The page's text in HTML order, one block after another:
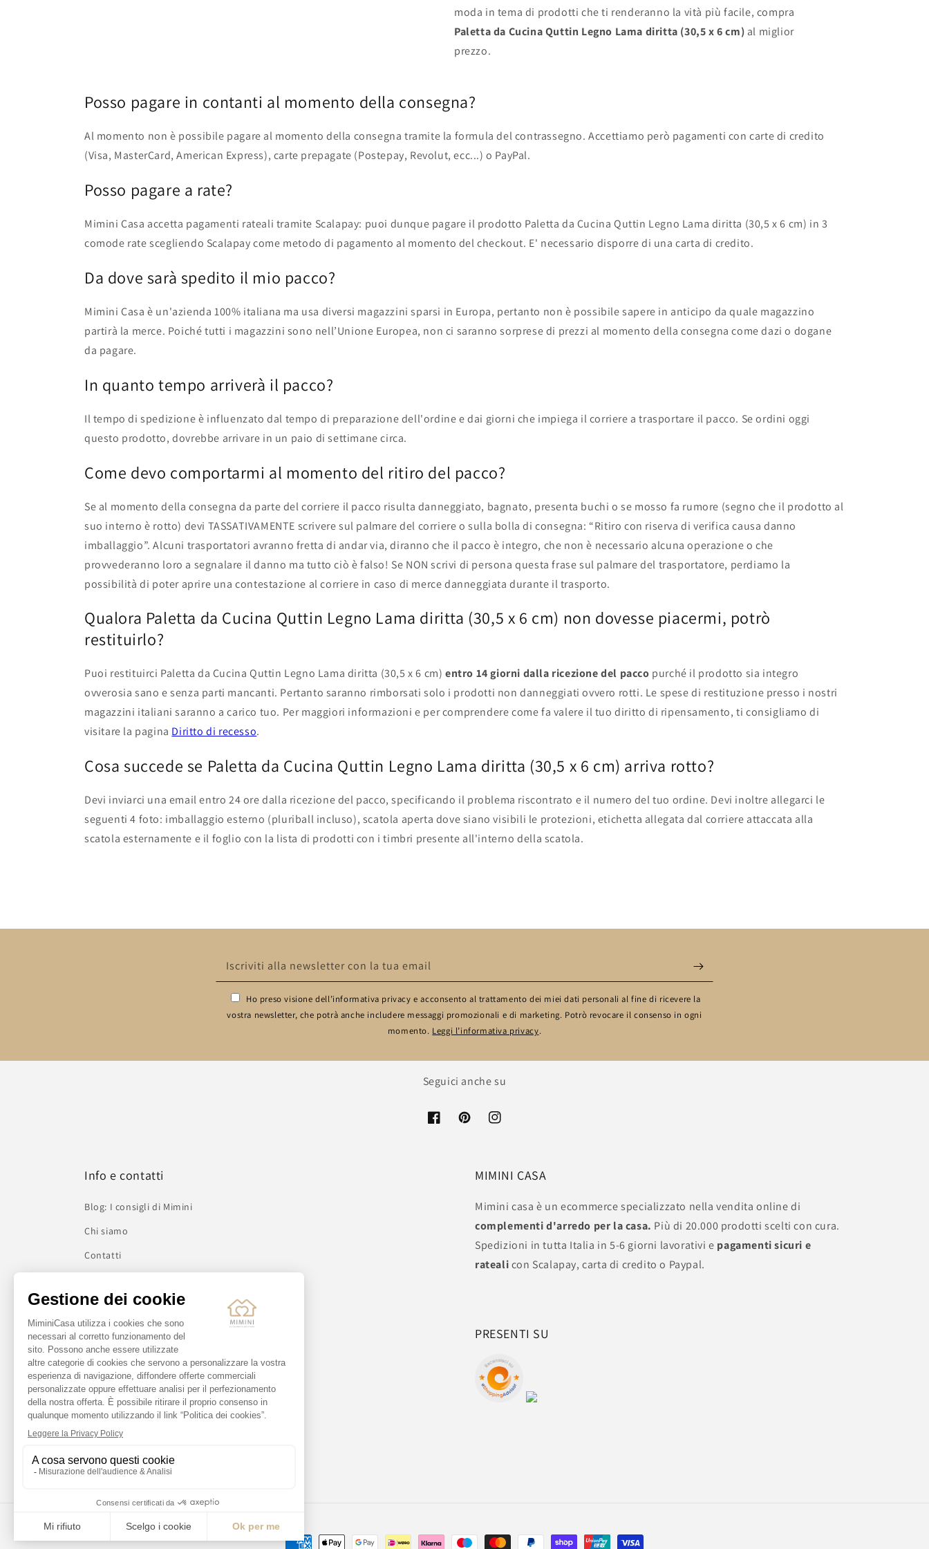
moda in tema di prodotti che ti renderanno la vità più facile, compra
Paletta da Cucina Quttin Legno Lama diritta (30,5 x 6 cm) al miglior
prezzo.
Posso pagare in contanti al momento della consegna?
Al momento non è possibile pagare al momento della consegna tramite la formula del contrassegno. Accettiamo però pagamenti con carte di credito
(Visa, MasterCard, American Express), carte prepagate (Postepay, Revolut, ecc...) o PayPal.
Posso pagare a rate?
Mimini Casa accetta pagamenti rateali tramite Scalapay: puoi dunque pagare il prodotto Paletta da Cucina Quttin Legno Lama diritta (30,5 x 6 cm) in 3
comode rate scegliendo Scalapay come metodo di pagamento al momento del checkout. E' necessario disporre di una carta di credito.
Da dove sarà spedito il mio pacco?
Mimini Casa è un'azienda 100% italiana ma usa diversi magazzini sparsi in Europa, pertanto non è possibile sapere in anticipo da quale magazzino
partirà la merce. Poiché tutti i magazzini sono nell’Unione Europea, non ci saranno sorprese di prezzi al momento della consegna come dazi o dogane
da pagare.
In quanto tempo arriverà il pacco?
Il tempo di spedizione è influenzato dal tempo di preparazione dell'ordine e dai giorni che impiega il corriere a trasportare il pacco. Se ordini oggi
questo prodotto, dovrebbe arrivare in un paio di settimane circa.
Come devo comportarmi al momento del ritiro del pacco?
Se al momento della consegna da parte del corriere il pacco risulta danneggiato, bagnato, presenta buchi o se mosso fa rumore (segno che il prodotto al
suo interno è rotto) devi TASSATIVAMENTE scrivere sul palmare del corriere o sulla bolla di consegna: “Ritiro con riserva di verifica causa danno
imballaggio”. Alcuni trasportatori avranno fretta di andar via, diranno che il pacco è integro, che non è necessario alcuna operazione o che
provvederanno loro a segnalare il danno ma tutto ciò è falso! Se NON scrivi di persona questa frase sul palmare del trasportatore, perdiamo la
possibilità di poter aprire una contestazione al corriere in caso di merce danneggiata durante il trasporto.
Qualora Paletta da Cucina Quttin Legno Lama diritta (30,5 x 6 cm) non dovesse piacermi, potrò
restituirlo?
Puoi restituirci Paletta da Cucina Quttin Legno Lama diritta (30,5 x 6 cm) entro 14 giorni dalla ricezione del pacco purché il prodotto sia integro
ovverosia sano e senza parti mancanti. Pertanto saranno rimborsati solo i prodotti non danneggiati ovvero rotti. Le spese di restituzione presso i nostri
magazzini italiani saranno a carico tuo. Per maggiori informazioni e per comprendere come fa valere il tuo diritto di ripensamento, ti consigliamo di
visitare la pagina Diritto di recesso.
Cosa succede se Paletta da Cucina Quttin Legno Lama diritta (30,5 x 6 cm) arriva rotto?
Devi inviarci una email entro 24 ore dalla ricezione del pacco, specificando il problema riscontrato e il numero del tuo ordine. Devi inoltre allegarci le
seguenti 4 foto: imballaggio esterno (pluriball incluso), scatola aperta dove siano visibili le protezioni, etichetta allegata dal corriere attaccata alla
scatola esternamente e il foglio con la lista di prodotti con i timbri presente all'interno della scatola.
Iscriviti alla newsletter con la tua email
Ho preso visione dell’informativa privacy e acconsento al trattamento dei miei dati personali al fine di ricevere la
vostra newsletter, che potrà anche includere messaggi promozionali e di marketing. Potrò revocare il consenso in ogni
momento. Leggi l’informativa privacy.
Seguici anche su
Info e contatti
Blog: I consigli di Mimini
Chi siamo
Contatti
Domande frequenti FAQ
Informativa sulla privacy
Informativa sui rimborsi
Informativa sulle spedizioni
Metodi di pagamento
MIMINI CASA
Mimini casa è un ecommerce specializzato nella vendita online di
complementi d'arredo per la casa. Più di 20.000 prodotti scelti con cura.
Spedizioni in tutta Italia in 5-6 giorni lavorativi e pagamenti sicuri e
ratealicon Scalapay, carta di credito o Paypal.
PRESENTI SU